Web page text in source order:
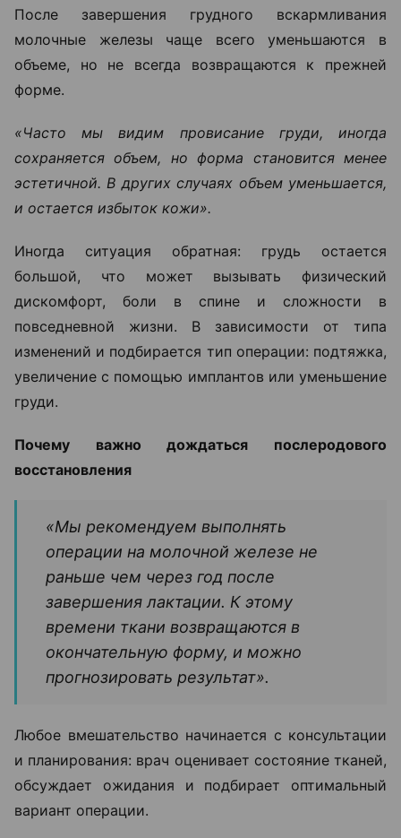
После завершения грудного вскармливания
молочные железы чаще всего уменьшаются в
объеме, но не всегда возвращаются к прежней
форме.
«Часто мы видим провисание груди, иногда
сохраняется объем, но форма становится менее
эстетичной. В других случаях объем уменьшается,
и остается избыток кожи».
Иногда ситуация обратная: грудь остается
большой, что может вызывать физический
дискомфорт, боли в спине и сложности в
повседневной жизни. В зависимости от типа
изменений и подбирается тип операции: подтяжка,
увеличение с помощью имплантов или уменьшение
груди.
Почему важно дождаться послеродового
восстановления
«Мы рекомендуем выполнять
операции на молочной железе не
раньше чем через год после
завершения лактации. К этому
времени ткани возвращаются в
окончательную форму, и можно
прогнозировать результат».
Любое вмешательство начинается с консультации
и планирования: врач оценивает состояние тканей,
обсуждает ожидания и подбирает оптимальный
вариант операции.